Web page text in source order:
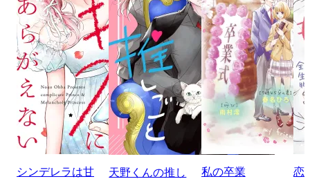
シンデレラは甘
天野くんの推し
私の卒業
恋